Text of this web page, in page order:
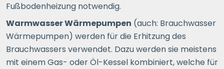
Fußbodenheizung notwendig.
Warmwasser Wärmepumpen (auch: Brauchwasser
Wärmepumpen) werden für die Erhitzung des
Brauchwassers verwendet. Dazu werden sie meistens
mit einem Gas- oder Öl-Kessel kombiniert, welche für